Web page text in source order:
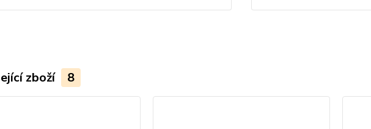
zboží 8